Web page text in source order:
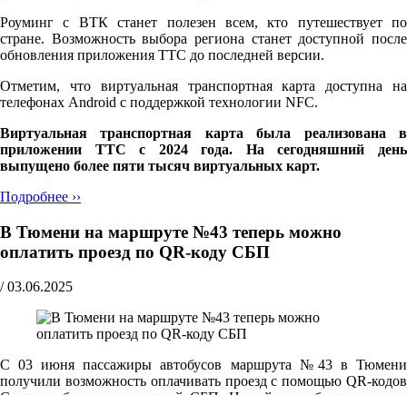
Роуминг с ВТК станет полезен всем, кто путешествует по
стране. Возможность выбора региона станет доступной после
обновления приложения ТТС до последней версии.
Отметим, что виртуальная транспортная карта доступна на
телефонах Android с поддержкой технологии NFC.
Виртуальная транспортная карта была реализована в
приложении ТТС с 2024 года. На сегодняшний день
выпущено более пяти тысяч виртуальных карт.
Подробнее ››
В Тюмени на маршруте №43 теперь можно
оплатить проезд по QR-коду СБП
/ 03.06.2025
С 03 июня пассажиры автобусов маршрута №43 в Тюмени
получили возможность оплачивать проезд с помощью QR-кодов